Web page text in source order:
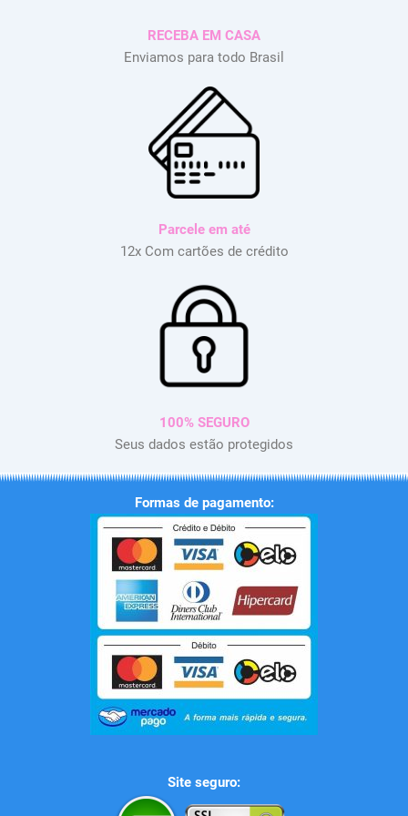
RECEBA EM CASA
Enviamos para todo Brasil
Parcele em até
12x Com cartões de crédito
100% SEGURO
Seus dados estão protegidos
Formas de pagamento:
Site seguro: